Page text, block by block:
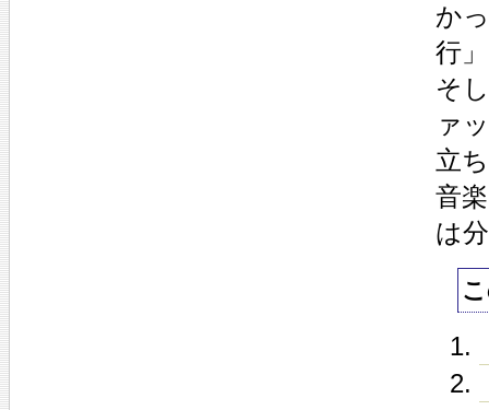
か
行
そ
ァ
立
音
は